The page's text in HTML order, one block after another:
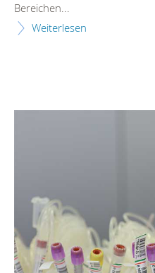
Bereichen...
Weiterlesen